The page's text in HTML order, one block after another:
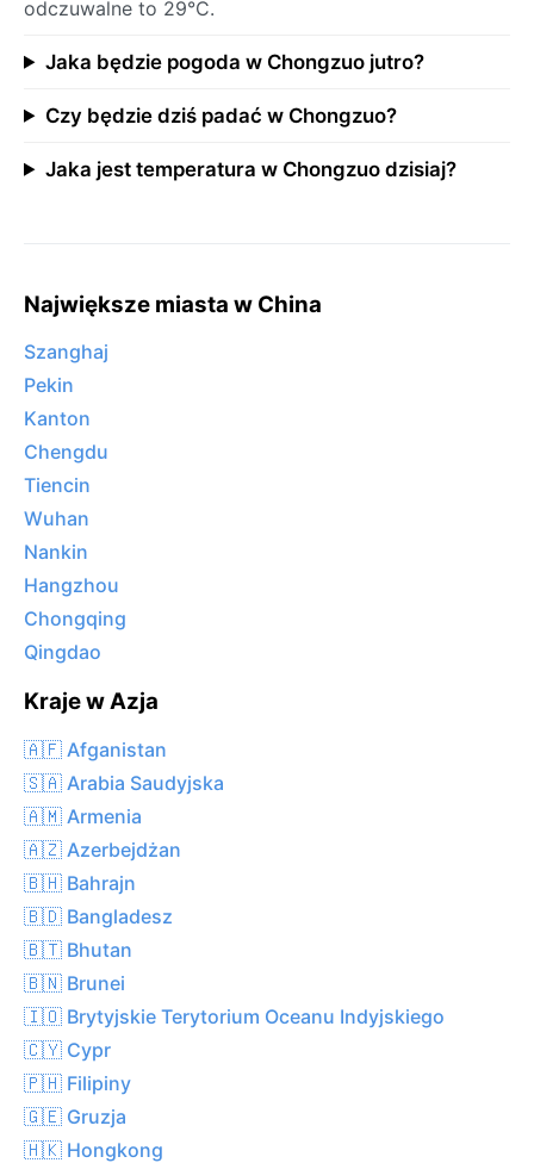
odczuwalne to 29°C.
Jaka będzie pogoda w Chongzuo jutro?
Czy będzie dziś padać w Chongzuo?
Jaka jest temperatura w Chongzuo dzisiaj?
Największe miasta w China
Szanghaj
Pekin
Kanton
Chengdu
Tiencin
Wuhan
Nankin
Hangzhou
Chongqing
Qingdao
Kraje w Azja
🇦🇫 Afganistan
🇸🇦 Arabia Saudyjska
🇦🇲 Armenia
🇦🇿 Azerbejdżan
🇧🇭 Bahrajn
🇧🇩 Bangladesz
🇧🇹 Bhutan
🇧🇳 Brunei
🇮🇴 Brytyjskie Terytorium Oceanu Indyjskiego
🇨🇾 Cypr
🇵🇭 Filipiny
🇬🇪 Gruzja
🇭🇰 Hongkong